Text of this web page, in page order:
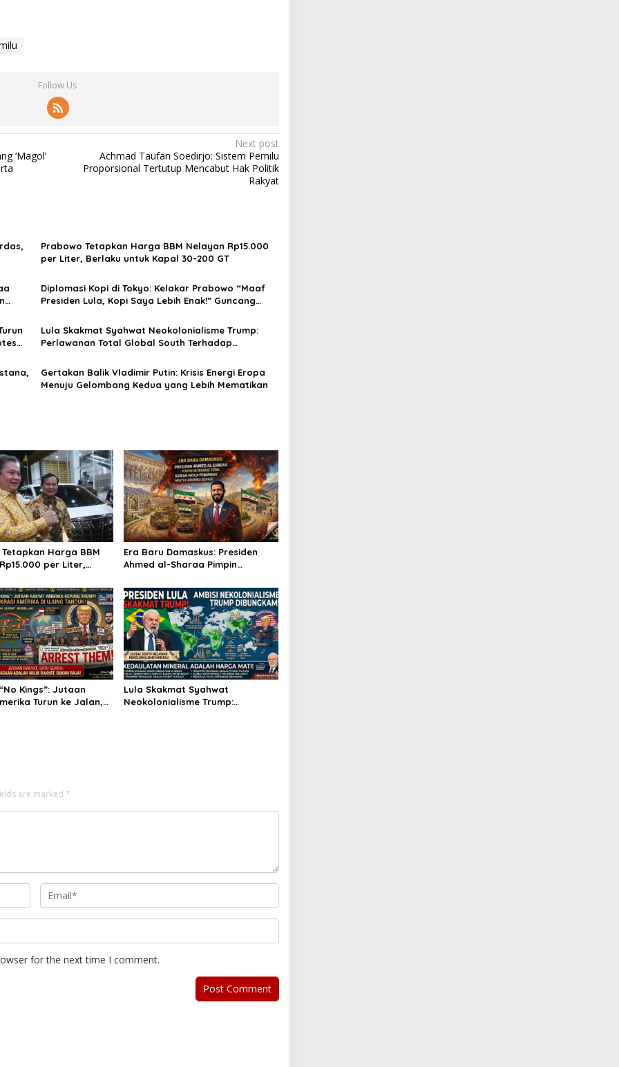
Follow Us
‘Magol’
Next post
Achmad Taufan Soedirjo: Sistem Pemilu
Proporsional Tertutup Mencabut Hak Politik
Rakyat
Prabowo Tetapkan Harga BBM Nelayan Rp15.000
per Liter, Berlaku untuk Kapal 30-200 GT
Diplomasi Kopi di Tokyo: Kelakar Prabowo “Maaf
Presiden Lula, Kopi Saya Lebih Enak!” Guncang
Lula Skakmat Syahwat Neokolonialisme Trump:
Perlawanan Total Global South Terhadap
Gertakan Balik Vladimir Putin: Krisis Energi Eropa
Menuju Gelombang Kedua yang Lebih Mematikan
Harga BBM
per Liter,
Era Baru Damaskus: Presiden
Ahmed al-Sharaa Pimpin
Penarikan Militer Amerika Serikat
Kings”: Jutaan
Turun ke Jalan,
Lula Skakmat Syahwat
Neokolonialisme Trump:
are marked *
for the next time I comment.